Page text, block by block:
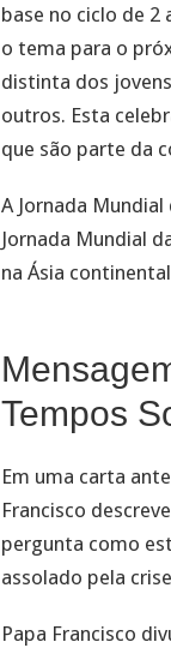
base no ciclo de 2
o tema para o
distinta dos
outros. Esta
que são parte da
A Jornada
Jornada Mundial
na Ásia
Tempos
Em uma carta
Francisco
pergunta como
assolado pela
Papa Francisco